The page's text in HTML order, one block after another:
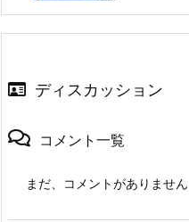
ディスカッション
コメント一覧
まだ、コメントがありません